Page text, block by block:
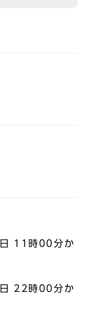
11時00分か
22時00分か